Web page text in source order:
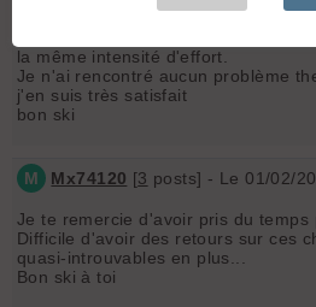
la même intensité d'effort.
Je n'ai rencontré aucun problème
j'en suis très satisfait
bon ski
M Mx74120 [3 posts] - Le 01/02/
Je te remercie d'avoir pris du temps
Difficile d'avoir des retours sur ces
quasi-introuvables en plus...
Bon ski à toi